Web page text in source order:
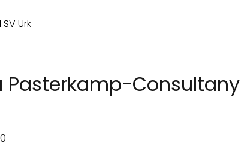
Pasterkamp-Consultany